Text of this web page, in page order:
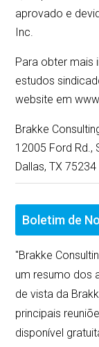
aprovado e
Inc.
Para obter mais
estudos
website em
Brakke
12005 Ford Rd.,
Dallas, TX 75234
Boletim de
"Brakke
um resumo dos
de vista da
principais
disponível